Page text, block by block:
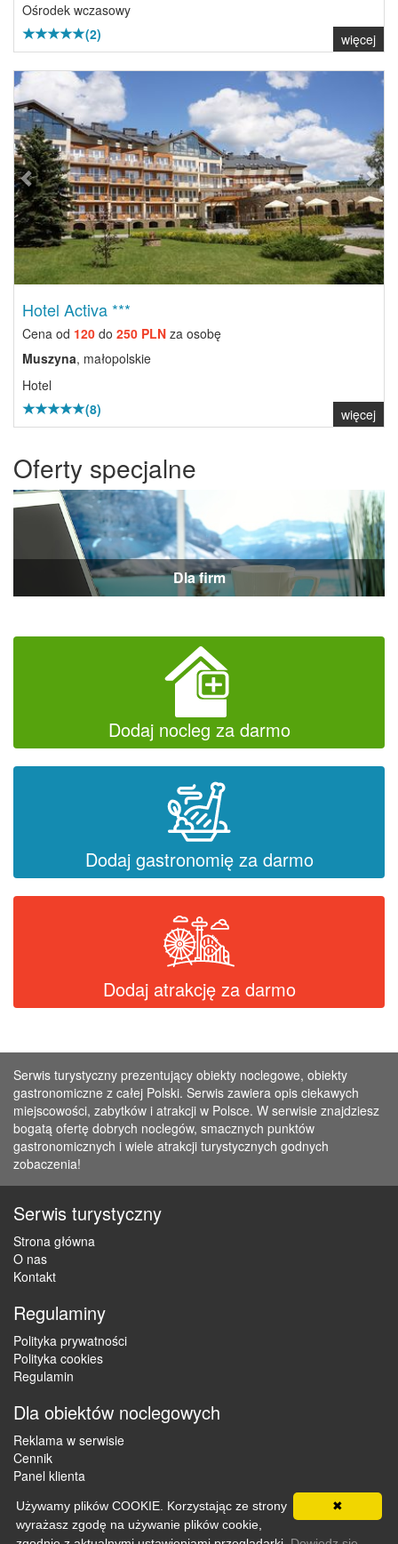
Ośrodek wczasowy
(2)
więcej
Previous Next
Hotel Activa ***
Cena od 120 do 250 PLN za osobę
Muszyna, małopolskie
Hotel
(8)
więcej
Oferty specjalne
Dla firm
Dodaj nocleg za darmo
Dodaj gastronomię za darmo
Dodaj atrakcję za darmo
Serwis turystyczny prezentujący obiekty noclegowe, obiekty
gastronomiczne z całej Polski. Serwis zawiera opis ciekawych
miejscowości, zabytków i atrakcji w Polsce. W serwisie znajdziesz
bogatą ofertę dobrych noclegów, smacznych punktów
gastronomicznych i wiele atrakcji turystycznych godnych
zobaczenia!
Serwis turystyczny
Strona główna
O nas
Kontakt
Regulaminy
Polityka prywatności
Polityka cookies
Regulamin
Dla obiektów noclegowych
Reklama w serwisie
Cennik
Panel klienta
Copyright © 2012 - 2026 ZaklepNocleg.pl. Wszystkie prawa
✖
Używamy plików COOKIE. Korzystając ze strony
wyrażasz zgodę na używanie plików cookie,